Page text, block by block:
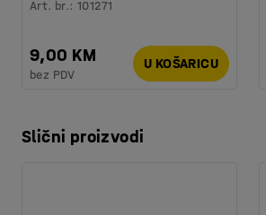
Art. br.:101271
9,00 KM
bez PDV
U KOŠARICU
Slični proizvodi